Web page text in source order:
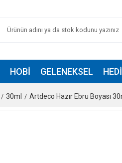
HOBI GELENEKSEL
30ml Artdeco Hazır Ebru Boyası